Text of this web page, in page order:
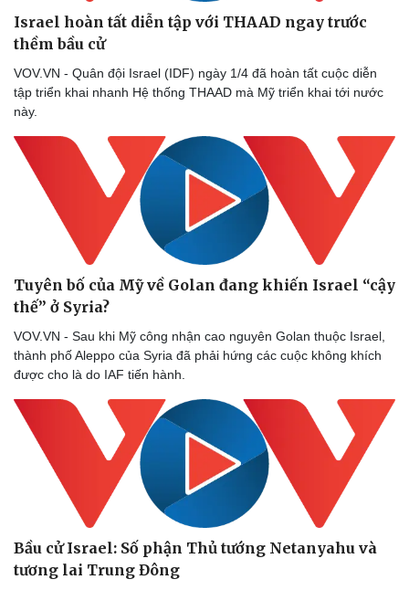
Israel hoàn tất diễn tập với THAAD ngay trước
thềm bầu cử
VOV.VN - Quân đội Israel (IDF) ngày 1/4 đã hoàn tất cuộc diễn
tập triển khai nhanh Hệ thống THAAD mà Mỹ triển khai tới nước
này.
Tuyên bố của Mỹ về Golan đang khiến Israel “cậy
thế” ở Syria?
VOV.VN - Sau khi Mỹ công nhận cao nguyên Golan thuộc Israel,
thành phố Aleppo của Syria đã phải hứng các cuộc không khích
được cho là do IAF tiến hành.
Bầu cử Israel: Số phận Thủ tướng Netanyahu và
tương lai Trung Đông